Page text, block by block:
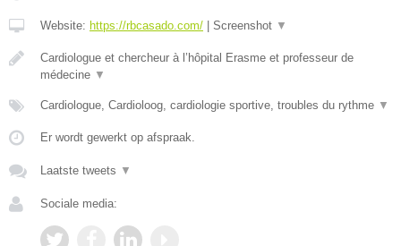
Website: https://rbcasado.com/ Screenshot ▼
Cardiologue et chercheur à l’hôpital Erasme et professeur de
médecine ▼
Cardiologue, Cardioloog, cardiologie sportive, troubles du rythme ▼
Er wordt gewerkt op afspraak.
Laatste tweets ▼
Sociale media: